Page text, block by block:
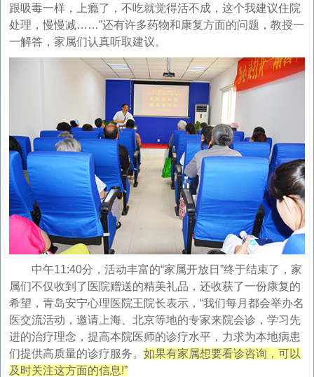
跟吸毒一样，上瘾了，不吃就觉得活不成，这个我建议住院
处理，慢慢减……”还有许多药物和康复方面的问题，教授一
一解答，家属们认真听取建议。
中午11:40分，活动丰富的“家属开放日”终于结束了，家
属们不仅收到了医院赠送的精美礼品，还收获了一份康复的
希望，青岛安宁心理医院王院长表示，“我们每月都会举办名
医交流活动，邀请上海、北京等地的专家来院会诊，学习先
进的治疗理念，提高本院医师的诊疗水平，力求为本地病患
们提供高质量的诊疗服务。 如果有家属想要看诊咨询，可以
及时关注这方面的信息!”